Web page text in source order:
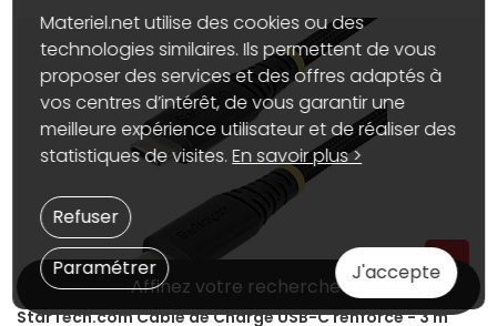
StarTech.com Câble de Charge USB-C renforcé - 3 m
Affinez votre recherche
Materiel.net utilise des cookies ou des
technologies similaires. Ils permettent de vous
proposer des services et des offres adaptés à
vos centres d’intérêt, de vous garantir une
meilleure expérience utilisateur et de réaliser des
statistiques de visites.En savoir plus >
J'accepte
Paramétrer
Refuser